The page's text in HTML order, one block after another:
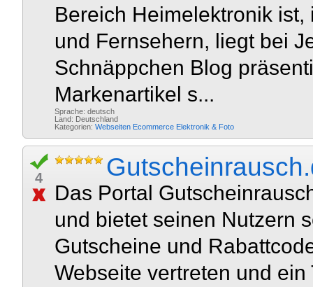
Bereich Heimelektronik
und Fernsehern, liegt bei
Schnäppchen Blog
Markenartikel s...
Sprache: deutsch
Land: Deutschland
Kategorien: Webseiten Ecommerce Elektronik & Foto
4
Das Portal
und bietet seinen Nutzern
Gutscheine und
Webseite vertreten und